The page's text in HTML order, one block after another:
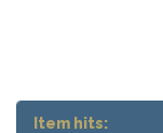
Item hits: